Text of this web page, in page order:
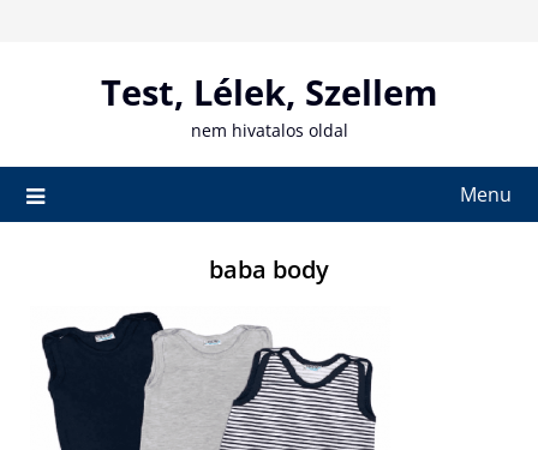
Test, Lélek, Szellem
nem hivatalos oldal
Menu
baba body